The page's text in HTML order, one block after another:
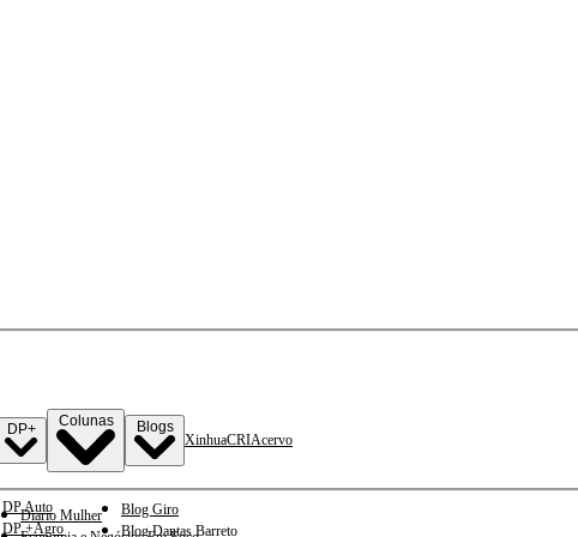
DP+
DP Auto
DP +Agro
Colunas
Diario Mulher
Blogs
Blog Giro
Blog Dantas Barreto
XinhuaCRIAcervo